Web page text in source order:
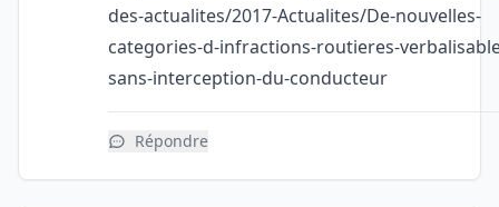
des-actualites/2017-Actualites/De-nouvelles-
categories-d-infractions-routieres-
sans-interception-du-conducteur
Répondre